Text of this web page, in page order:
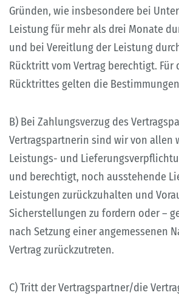
Gründen, wie insbesondere bei
Leistung für mehr als drei Monate
und bei Vereitlung der Leistung
Rücktritt vom Vertrag berechtigt. Für
Rücktrittes gelten die Bestimmungen
B) Bei Zahlungsverzug des
Vertragspartnerin sind wir von allen
Leistungs- und
und berechtigt, noch ausstehende
Leistungen zurückzuhalten und
Sicherstellungen zu fordern oder –
nach Setzung einer angemessenen
Vertrag zurückzutreten.
C) Tritt der Vertragspartner/die